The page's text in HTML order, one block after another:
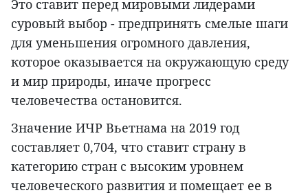
Это ставит перед мировыми лидерами
суровый выбор - предпринять смелые шаги
для уменьшения огромного давления,
которое оказывается на окружающую среду
и мир природы, иначе прогресс
человечества остановится.
Значение ИЧР Вьетнама на 2019 год
составляет 0,704, что ставит страну в
категорию стран с высоким уровнем
человеческого развития и помещает ее в